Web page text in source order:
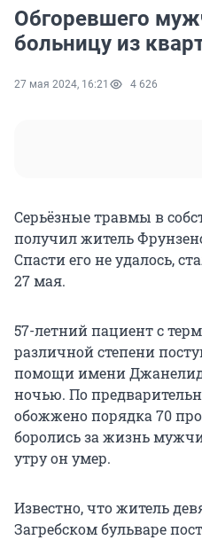
Обгоревшего
больницу из
27 мая 2024, 16:21 4 626
Серьёзные травмы в
получил житель
Спасти его не удалось,
27 мая.
57-летний пациент с
различной степени
помощи имени
ночью. По
обожжено порядка 70
боролись за жизнь
утру он умер.
Известно, что житель
Загребском бульваре